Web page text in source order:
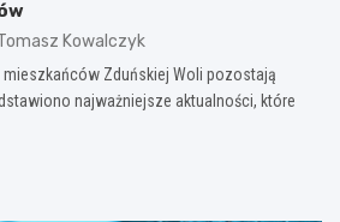
Kowalczyk
Zduńskiej Woli pozostają
najważniejsze aktualności, które